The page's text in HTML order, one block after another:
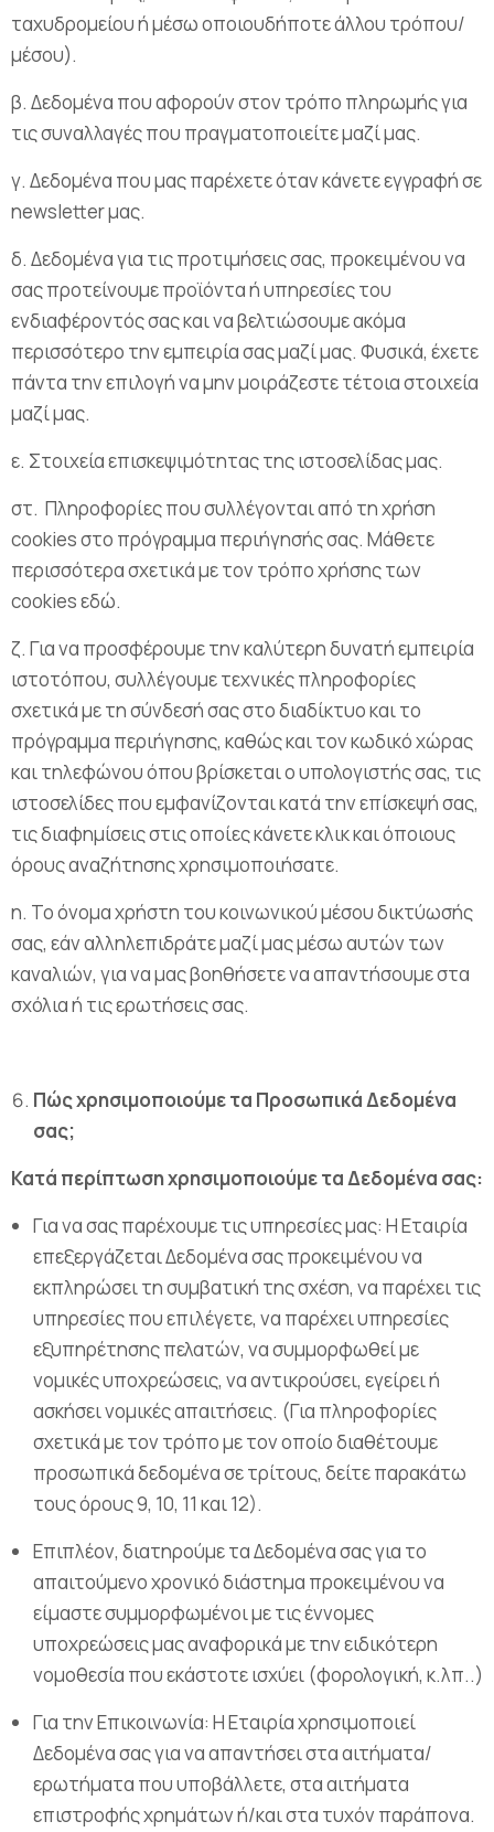
ταχυδρομείου ή μέσω οποιουδήποτε άλλου τρόπου/
μέσου).
β. Δεδομένα που αφορούν στον τρόπο πληρωμής για
τις συναλλαγές που πραγματοποιείτε μαζί μας.
γ. Δεδομένα που μας παρέχετε όταν κάνετε εγγραφή σε
newsletter μας.
δ. Δεδομένα για τις προτιμήσεις σας, προκειμένου να
σας προτείνουμε προϊόντα ή υπηρεσίες του
ενδιαφέροντός σας και να βελτιώσουμε ακόμα
περισσότερο την εμπειρία σας μαζί μας. Φυσικά, έχετε
πάντα την επιλογή να μην μοιράζεστε τέτοια στοιχεία
μαζί μας.
ε. Στοιχεία επισκεψιμότητας της ιστοσελίδας μας.
στ. Πληροφορίες που συλλέγονται από τη χρήση
cookies στο πρόγραμμα περιήγησής σας. Μάθετε
περισσότερα σχετικά με τον τρόπο χρήσης των
cookies εδώ.
ζ. Για να προσφέρουμε την καλύτερη δυνατή εμπειρία
ιστοτόπου, συλλέγουμε τεχνικές πληροφορίες
σχετικά με τη σύνδεσή σας στο διαδίκτυο και το
πρόγραμμα περιήγησης, καθώς και τον κωδικό χώρας
και τηλεφώνου όπου βρίσκεται ο υπολογιστής σας, τις
ιστοσελίδες που εμφανίζονται κατά την επίσκεψή σας,
τις διαφημίσεις στις οποίες κάνετε κλικ και όποιους
όρους αναζήτησης χρησιμοποιήσατε.
η. Το όνομα χρήστη του κοινωνικού μέσου δικτύωσής
σας, εάν αλληλεπιδράτε μαζί μας μέσω αυτών των
καναλιών, για να μας βοηθήσετε να απαντήσουμε στα
σχόλια ή τις ερωτήσεις σας.
Πώς χρησιμοποιούμε τα Προσωπικά Δεδομένα
σας;
Κατά περίπτωση χρησιμοποιούμε τα Δεδομένα σας:
Για να σας παρέχουμε τις υπηρεσίες μας: Η Εταιρία
επεξεργάζεται Δεδομένα σας προκειμένου να
εκπληρώσει τη συμβατική της σχέση, να παρέχει τις
υπηρεσίες που επιλέγετε, να παρέχει υπηρεσίες
εξυπηρέτησης πελατών, να συμμορφωθεί με
νομικές υποχρεώσεις, να αντικρούσει, εγείρει ή
ασκήσει νομικές απαιτήσεις. (Για πληροφορίες
σχετικά με τον τρόπο με τον οποίο διαθέτουμε
προσωπικά δεδομένα σε τρίτους, δείτε παρακάτω
τους όρους 9, 10, 11 και 12).
Επιπλέον, διατηρούμε τα Δεδομένα σας για το
απαιτούμενο χρονικό διάστημα προκειμένου να
είμαστε συμμορφωμένοι με τις έννομες
υποχρεώσεις μας αναφορικά με την ειδικότερη
νομοθεσία που εκάστοτε ισχύει (φορολογική, κ.λπ..)
Για την Επικοινωνία: Η Εταιρία χρησιμοποιεί
Δεδομένα σας για να απαντήσει στα αιτήματα/
ερωτήματα που υποβάλλετε, στα αιτήματα
επιστροφής χρημάτων ή/και στα τυχόν παράπονα.